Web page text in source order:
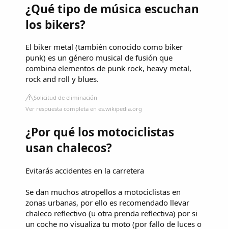
¿Qué tipo de música escuchan
los bikers?
El biker metal (también conocido como biker
punk)​ es un género musical de fusión que
combina elementos de punk rock, heavy metal,
rock and roll y blues.
Solicitud de eliminación
Ver respuesta completa en es.wikipedia.org
¿Por qué los motociclistas
usan chalecos?
Evitarás accidentes en la carretera
Se dan muchos atropellos a motociclistas en
zonas urbanas, por ello es recomendado llevar
chaleco reflectivo (u otra prenda reflectiva) por si
un coche no visualiza tu moto (por fallo de luces o